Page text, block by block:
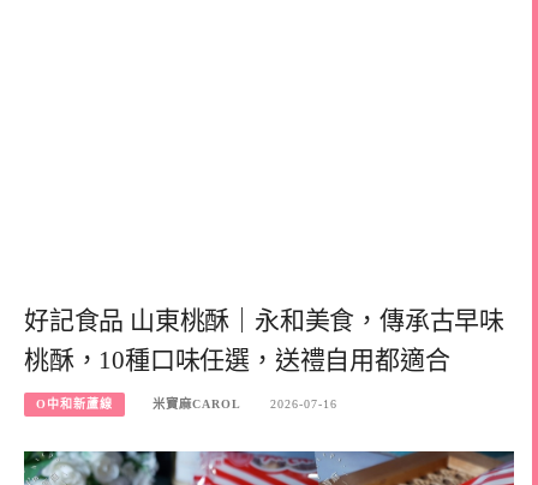
好記食品 山東桃酥｜永和美食，傳承古早味
桃酥，10種口味任選，送禮自用都適合
O中和新蘆線 米寶麻CAROL 2026-07-16